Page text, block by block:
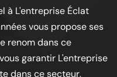
à L'entreprise Éclat
vous propose ses
renom dans ce
garantir L'entreprise
dans ce secteur,